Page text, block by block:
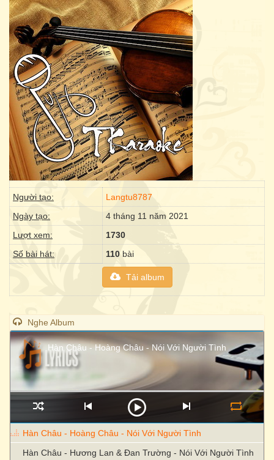
Người tạo:
Langtu8787
Ngày tạo:
4 tháng 11 năm 2021
Lượt xem:
1730
Số bài hát:
110 bài
Tải album
Nghe Album
Hàn Châu - Hoàng Châu - Nói Với Người Tình
Hàn Châu - Hoàng Châu - Nói Với Người Tình
Hàn Châu - Hương Lan & Đan Trường - Nói Với Người Tình